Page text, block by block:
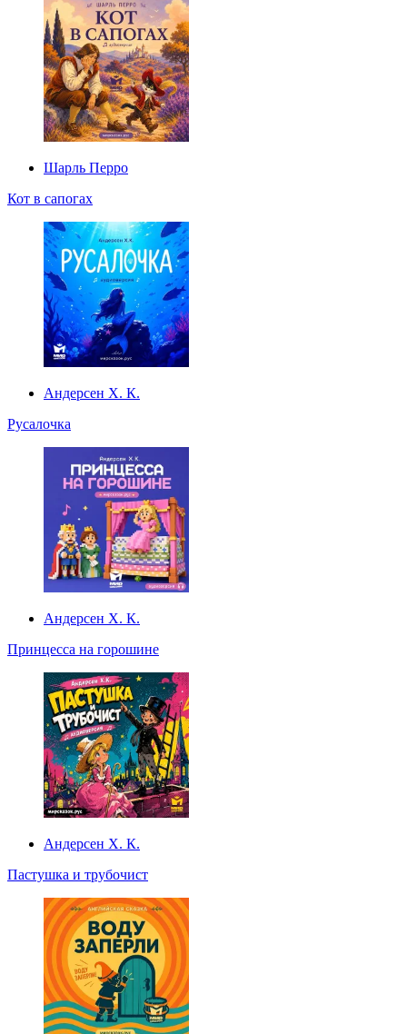
Шарль Перро
Кот в сапогах
Андерсен Х. К.
Русалочка
Андерсен Х. К.
Принцесса на горошине
Андерсен Х. К.
Пастушка и трубочист